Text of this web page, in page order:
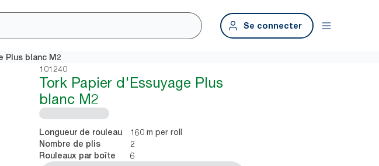
Se connecter
Plus blanc M2
101240
Tork Papier d'Essuyage Plus
blanc M2
Longueur de rouleau 160 m per roll
Nombre de plis 2
Rouleaux par boîte 6